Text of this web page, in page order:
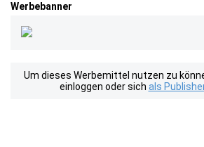
Werbebanner
Um dieses Werbemittel nutzen zu
einloggen oder sich als